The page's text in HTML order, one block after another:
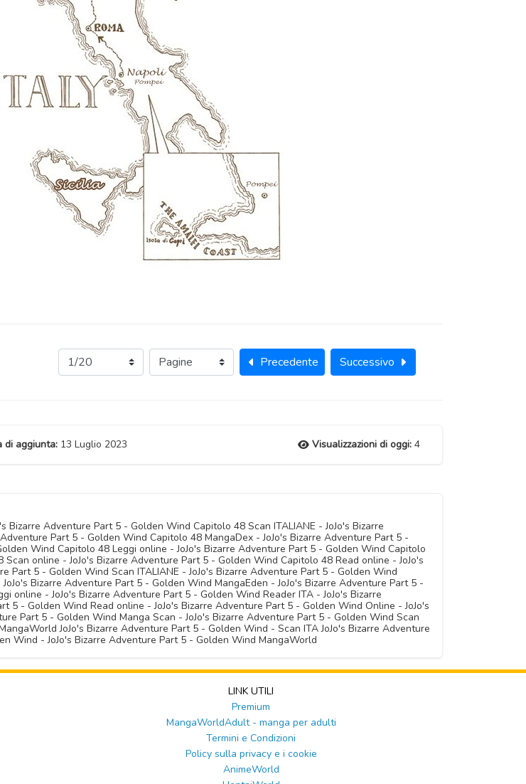
Precedente Successivo
di aggiunta: 13 Luglio 2023 Visualizzazioni di oggi:4
Adventure Part 5 - Golden Wind Capitolo 48 Scan ITALIANE - JoJo's Bizarre
Part 5 - Golden Wind Capitolo 48 MangaDex - JoJo's Bizarre Adventure Part 5 -
Wind Capitolo 48 Leggi online - JoJo's Bizarre Adventure Part 5 - Golden Wind Capitolo
online - JoJo's Bizarre Adventure Part 5 - Golden Wind Capitolo 48 Read online - JoJo's
Part 5 - Golden Wind Scan ITALIANE - JoJo's Bizarre Adventure Part 5 - Golden Wind
Bizarre Adventure Part 5 - Golden Wind MangaEden - JoJo's Bizarre Adventure Part 5 -
online - JoJo's Bizarre Adventure Part 5 - Golden Wind Reader ITA - JoJo's Bizarre
- Golden Wind Read online - JoJo's Bizarre Adventure Part 5 - Golden Wind Online - JoJo's
Part 5 - Golden Wind Manga Scan - JoJo's Bizarre Adventure Part 5 - Golden Wind Scan
JoJo's Bizarre Adventure Part 5 - Golden Wind - Scan ITA JoJo's Bizarre Adventure
Wind - JoJo's Bizarre Adventure Part 5 - Golden Wind MangaWorld
LINK UTILI
Premium
MangaWorldAdult - manga per adulti
Termini e Condizioni
Policy sulla privacy e i cookie
AnimeWorld